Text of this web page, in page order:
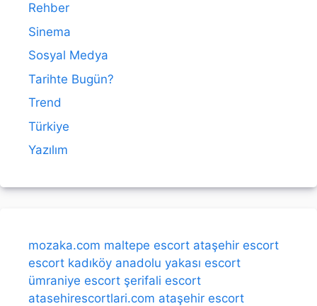
Rehber
Sinema
Sosyal Medya
Tarihte Bugün?
Trend
Türkiye
Yazılım
mozaka.com maltepe escort ataşehir escort
escort kadıköy anadolu yakası escort
ümraniye escort şerifali escort
atasehirescortlari.com ataşehir escort